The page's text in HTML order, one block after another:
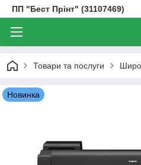
ПП "Бест Прінт" (31107469)
Товари та послуги
Новинка